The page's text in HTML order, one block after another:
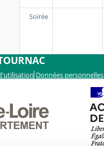
Soirée
Données personnelles